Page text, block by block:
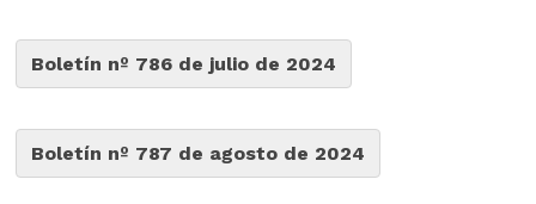
Boletín nº 786 de julio de 2024
Boletín nº 787 de agosto de 2024